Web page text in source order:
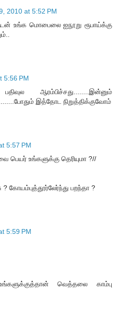
2010 at 5:52 PM
உங்க மொபைலை ஐநூறு ரூபாய்க்கு
5:56 PM
ஆரம்பிச்சது........இன்னும்
இத்தோட நிறுத்திக்குவோம்
5:57 PM
பெயர் உங்களுக்கு தெரியுமா ?//
கோயம்புத்தூர்லேர்ந்து பறந்தா ?
5:59 PM
வெத்தலை காம்பு